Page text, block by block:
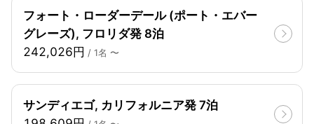
フォート・ローダーデール (ポート・エバー
グレーズ), フロリダ発 8泊
242,026円 / 1名 〜
サンディエゴ, カリフォルニア発 7泊